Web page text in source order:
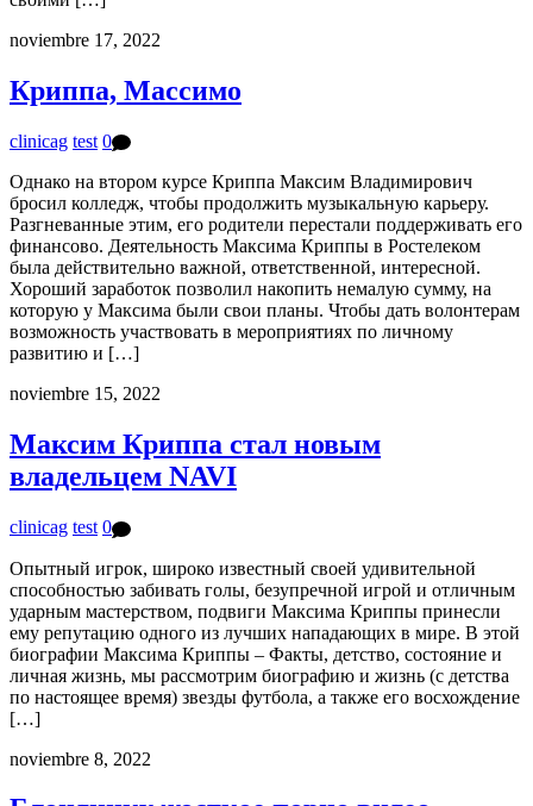
noviembre 17, 2022
Криппа, Массимо
clinicag test 0
Однако на втором курсе Криппа Максим Владимирович
бросил колледж, чтобы продолжить музыкальную карьеру.
Разгневанные этим, его родители перестали поддерживать его
финансово. Деятельность Максима Криппы в Ростелеком
была действительно важной, ответственной, интересной.
Хороший заработок позволил накопить немалую сумму, на
которую у Максима были свои планы. Чтобы дать волонтерам
возможность участвовать в мероприятиях по личному
развитию и […]
noviembre 15, 2022
Максим Криппа стал новым
владельцем NAVI
clinicag test 0
Опытный игрок, широко известный своей удивительной
способностью забивать голы, безупречной игрой и отличным
ударным мастерством, подвиги Максима Криппы принесли
ему репутацию одного из лучших нападающих в мире. В этой
биографии Максима Криппы – Факты, детство, состояние и
личная жизнь, мы рассмотрим биографию и жизнь (с детства
по настоящее время) звезды футбола, а также его восхождение
[…]
noviembre 8, 2022